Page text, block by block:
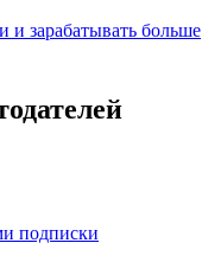
и зарабатывать больше
подписки